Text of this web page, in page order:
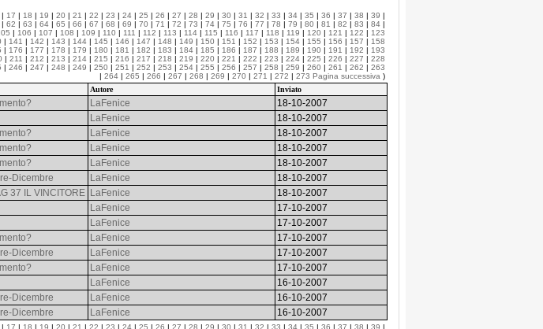
| 17 | 18 | 19 | 20 | 21 | 22 | 23 | 24 | 25 | 26 | 27 | 28 | 29 | 30 | 31 | 32 | 33 | 34 | 35 | 36 | 37 | 38 | 39 |
| 62 | 63 | 64 | 65 | 66 | 67 | 68 | 69 | 70 | 71 | 72 | 73 | 74 | 75 | 76 | 77 | 78 | 79 | 80 | 81 | 82 | 83 | 84 |
| 106 | 107 | 108 | 109 | 110 | 111 | 112 | 113 | 114 | 115 | 116 | 117 | 118 | 119 | 120 | 121 | 122 | 123
| 141 | 142 | 143 | 144 | 145 | 146 | 147 | 148 | 149 | 150 | 151 | 152 | 153 | 154 | 155 | 156 | 157 | 158
| 176 | 177 | 178 | 179 | 180 | 181 | 182 | 183 | 184 | 185 | 186 | 187 | 188 | 189 | 190 | 191 | 192 | 193
| 211 | 212 | 213 | 214 | 215 | 216 | 217 | 218 | 219 | 220 | 221 | 222 | 223 | 224 | 225 | 226 | 227 | 228
| 246 | 247 | 248 | 249 | 250 | 251 | 252 | 253 | 254 | 255 | 256 | 257 | 258 | 259 | 260 | 261 | 262 | 263
| 264 | 265 | 266 | 267 | 268 | 269 | 270 | 271 | 272 | 273 Pagina successiva )
Autore Inviato
LaFenice
18-10-2007
LaFenice
18-10-2007
LaFenice
18-10-2007
LaFenice
18-10-2007
LaFenice
18-10-2007
Dicembre LaFenice
18-10-2007
37 IL VINCITORE LaFenice
18-10-2007
LaFenice
17-10-2007
LaFenice
17-10-2007
LaFenice
17-10-2007
Dicembre LaFenice
17-10-2007
LaFenice
17-10-2007
LaFenice
16-10-2007
Dicembre LaFenice
16-10-2007
Dicembre LaFenice 16-10-2007
| 17 | 18 | 19 | 20 | 21 | 22 | 23 | 24 | 25 | 26 | 27 | 28 | 29 | 30 | 31 | 32 | 33 | 34 | 35 | 36 | 37 | 38 | 39 |